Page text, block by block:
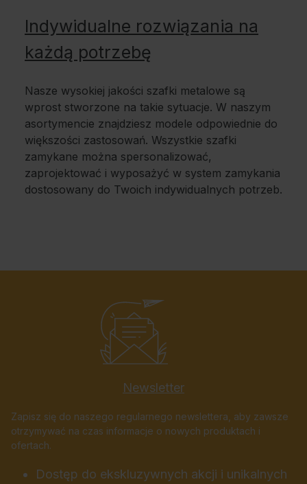
Indywidualne rozwiązania na
każdą potrzebę
Nasze wysokiej jakości szafki metalowe są
wprost stworzone na takie sytuacje. W naszym
asortymencie znajdziesz modele odpowiednie do
większości zastosowań. Wszystkie szafki
zamykane można spersonalizować,
zaprojektować i wyposażyć w system zamykania
dostosowany do Twoich indywidualnych potrzeb.
Newsletter
Zapisz się do naszego regularnego newslettera, aby zawsze
otrzymywać na czas informacje o nowych produktach i
ofertach.
Dostęp do ekskluzywnych akcji i unikalnych